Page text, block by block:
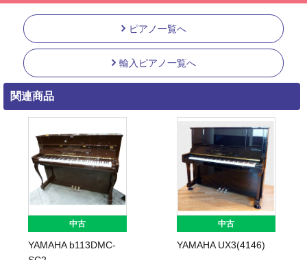
ピアノ一覧へ
輸入ピアノ一覧へ
関連商品
中古
YAMAHA b113DMC-
中古
YAMAHA UX3(4146)